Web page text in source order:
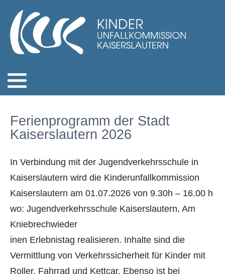
Ferienprogramm der Stadt
Kaiserslautern 2026
In Verbindung mit der Jugendverkehrsschule in
Kaiserslautern wird die Kinderunfallkommission
Kaiserslautern am 01.07.2026 von 9.30h – 16.00 h
wo: Jugendverkehrsschule Kaiserslautern, Am
Kniebrechwieder
inen Erlebnistag realisieren. Inhalte sind die
Vermittlung von Verkehrssicherheit für Kinder mit
Roller, Fahrrad und Kettcar. Ebenso ist bei